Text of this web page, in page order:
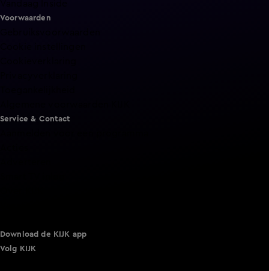
Voorwaarden
Service & Contact
Download de KIJK app
Volg KIJK